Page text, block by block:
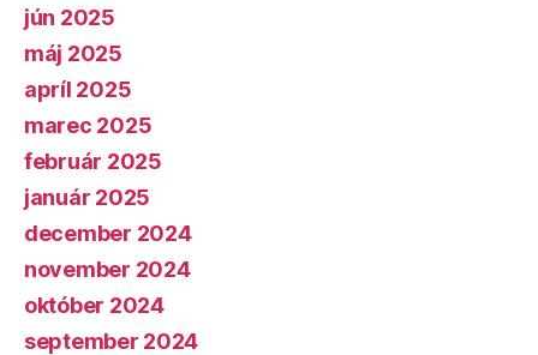
jún 2025
máj 2025
apríl 2025
marec 2025
február 2025
január 2025
december 2024
november 2024
október 2024
september 2024